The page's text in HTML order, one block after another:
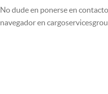
No dude en ponerse en
navegador en